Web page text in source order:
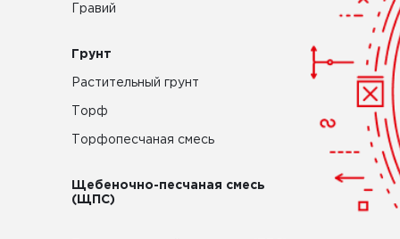
Гравий
Грунт
Растительный грунт
Торф
Торфопесчаная смесь
Щебеночно-песчаная смесь
(ЩПС)